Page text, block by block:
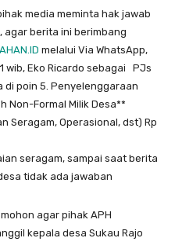
media meminta hak jawab
agar berita ini berimbang
melalui Via WhatsApp,
wib, Eko Ricardo sebagai PJs
di poin 5. Penyelenggaraan
Non-Formal Milik Desa**
Seragam, Operasional, dst) Rp
seragam, sampai saat berita
tidak ada jawaban
agar pihak APH
kepala desa Sukau Rajo